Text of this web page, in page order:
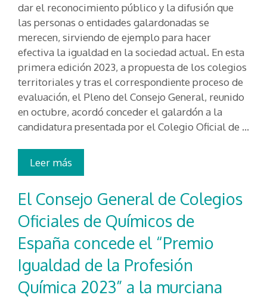
dar el reconocimiento público y la difusión que
las personas o entidades galardonadas se
merecen, sirviendo de ejemplo para hacer
efectiva la igualdad en la sociedad actual. En esta
primera edición 2023, a propuesta de los colegios
territoriales y tras el correspondiente proceso de
evaluación, el Pleno del Consejo General, reunido
en octubre, acordó conceder el galardón a la
candidatura presentada por el Colegio Oficial de …
Leer más
El Consejo General de Colegios
Oficiales de Químicos de
España concede el “Premio
Igualdad de la Profesión
Química 2023” a la murciana